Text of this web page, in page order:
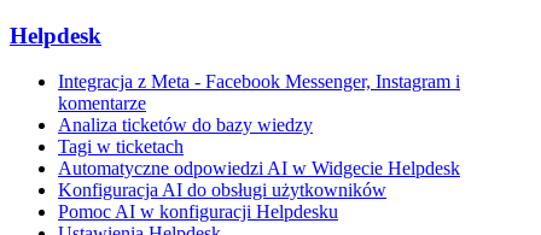
Helpdesk
Integracja z Meta - Facebook Messenger, Instagram i
komentarze
Analiza ticketów do bazy wiedzy
Tagi w ticketach
Automatyczne odpowiedzi AI w Widgecie Helpdesk
Konfiguracja AI do obsługi użytkowników
Pomoc AI w konfiguracji Helpdesku